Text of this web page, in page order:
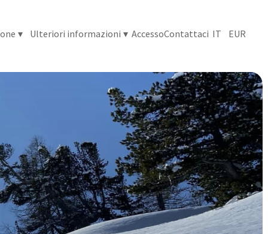
▾ Ulteriori informazioni ▾ AccessoContattaci IT EUR